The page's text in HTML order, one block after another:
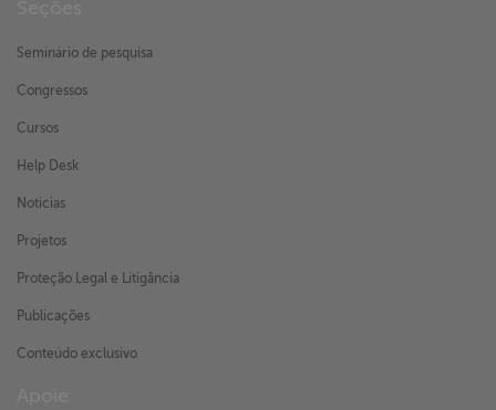
Seminário de pesquisa
Congressos
Cursos
Help Desk
Notícias
Projetos
Proteção Legal e Litigância
Publicações
Conteúdo exclusivo